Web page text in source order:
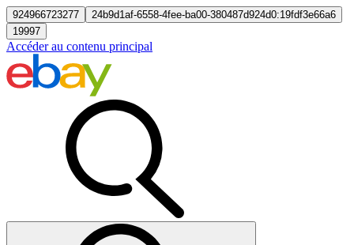
924966723277
24b9d1af-6558-4fee-ba00-380487d924d0:19fdf3e66a6
19997
Accéder au contenu principal